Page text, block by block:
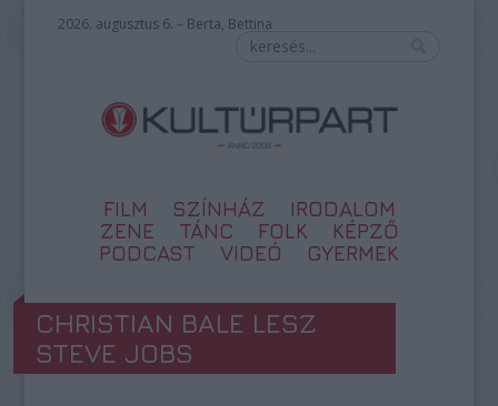
2026. augusztus 6. – Berta, Bettina
FILM SZÍNHÁZ
IRODALOM
ZENE
TÁNC FOLK
KÉPZŐ
PODCAST
VIDEÓ GYERMEK
CHRISTIAN BALE LESZ
STEVE JOBS